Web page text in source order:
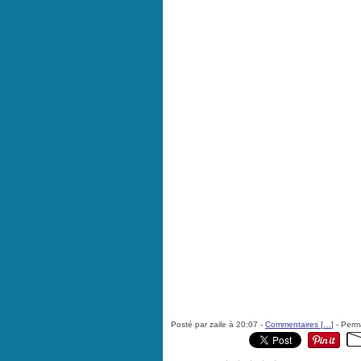
Posté par zaile à 20:07 - Commentaires [ ] -